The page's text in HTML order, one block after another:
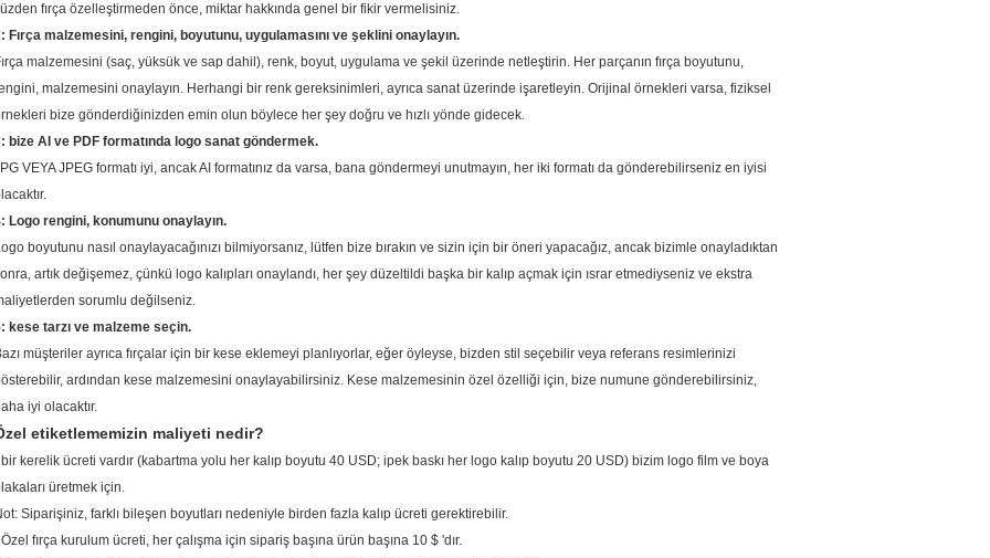
fırça özelleştirmeden önce, miktar hakkında genel bir fikir vermelisiniz.
Fırça malzemesini, rengini, boyutunu, uygulamasını ve şeklini onaylayın.
malzemesini (saç, yüksük ve sap dahil), renk, boyut, uygulama ve şekil üzerinde netleştirin. Her parçanın fırça boyutunu,
malzemesini onaylayın. Herhangi bir renk gereksinimleri, ayrıca sanat üzerinde işaretleyin. Orijinal örnekleri varsa, fiziksel
bize gönderdiğinizden emin olun böylece her şey doğru ve hızlı yönde gidecek.
bize AI ve PDF formatında logo sanat göndermek.
VEYA JPEG formatı iyi, ancak AI formatınız da varsa, bana göndermeyi unutmayın, her iki formatı da gönderebilirseniz en iyisi
Logo rengini, konumunu onaylayın.
boyutunu nasıl onaylayacağınızı bilmiyorsanız, lütfen bize bırakın ve sizin için bir öneri yapacağız, ancak bizimle onayladıktan
artık değişemez, çünkü logo kalıpları onaylandı, her şey düzeltildi başka bir kalıp açmak için ısrar etmediyseniz ve ekstra
sorumlu değilseniz.
kese tarzı ve malzeme seçin.
müşteriler ayrıca fırçalar için bir kese eklemeyi planlıyorlar, eğer öyleyse, bizden stil seçebilir veya referans resimlerinizi
ardından kese malzemesini onaylayabilirsiniz. Kese malzemesinin özel özelliği için, bize numune gönderebilirsiniz,
iyi olacaktır.
etiketlememizin maliyeti nedir?
bir kerelik ücreti vardır (kabartma yolu her kalıp boyutu 40 USD; ipek baskı her logo kalıp boyutu 20 USD) bizim logo film ve boya
üretmek için.
Siparişiniz, farklı bileşen boyutları nedeniyle birden fazla kalıp ücreti gerektirebilir.
Özel fırça kurulum ücreti, her çalışma için sipariş başına ürün başına 10 $ 'dır.